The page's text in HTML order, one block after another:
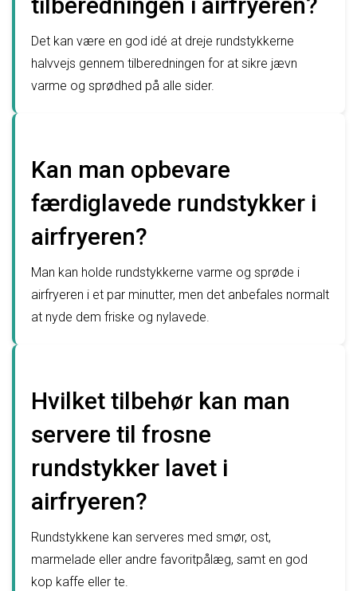
Det kan være en god idé at dreje rundstykkerne
halvvejs gennem tilberedningen for at sikre jævn
varme og sprødhed på alle sider.
Kan man opbevare
færdiglavede rundstykker i
airfryeren?
Man kan holde rundstykkerne varme og sprøde i
airfryeren i et par minutter, men det anbefales normalt
at nyde dem friske og nylavede.
Hvilket tilbehør kan man
servere til frosne
rundstykker lavet i
airfryeren?
Rundstykkene kan serveres med smør, ost,
marmelade eller andre favoritpålæg, samt en god
kop kaffe eller te.